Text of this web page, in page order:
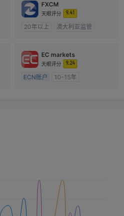
FXCM
天眼评分 9.41
20年以上
澳大利亚监管
EC markets
天眼评分 9.24
ECN账户
10-15年